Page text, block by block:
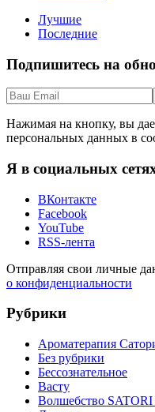
Лучшие
Последние
Подпишитесь на
Нажимая на кнопку, вы
персональных данных в
Я в социальных
ВКонтакте
Facebook
YouTube
RSS-лента
Отправляя свои личные
о конфиденциальности
Рубрики
Ароматерапия
Без рубрики
Бессознательное
Васту
Волшебство